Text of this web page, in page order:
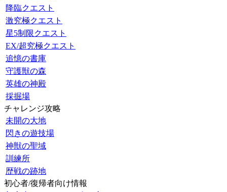
降臨クエスト
激究極クエスト
星5制限クエスト
EX/超究極クエスト
追憶の書庫
守護獣の森
英雄の神殿
採掘場
チャレンジ攻略
未開の大地
閃きの遊技場
神獣の聖域
訓練所
歴戦の跡地
初心者/復帰者向け情報